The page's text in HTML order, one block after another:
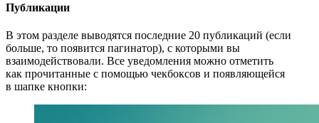
Публикации
В этом разделе выводятся последние 20 публикаций (если
больше, то появится пагинатор), с которыми вы
взаимодействовали. Все уведомления можно отметить
как прочитанные с помощью чекбоксов и появляющейся
в шапке кнопки: